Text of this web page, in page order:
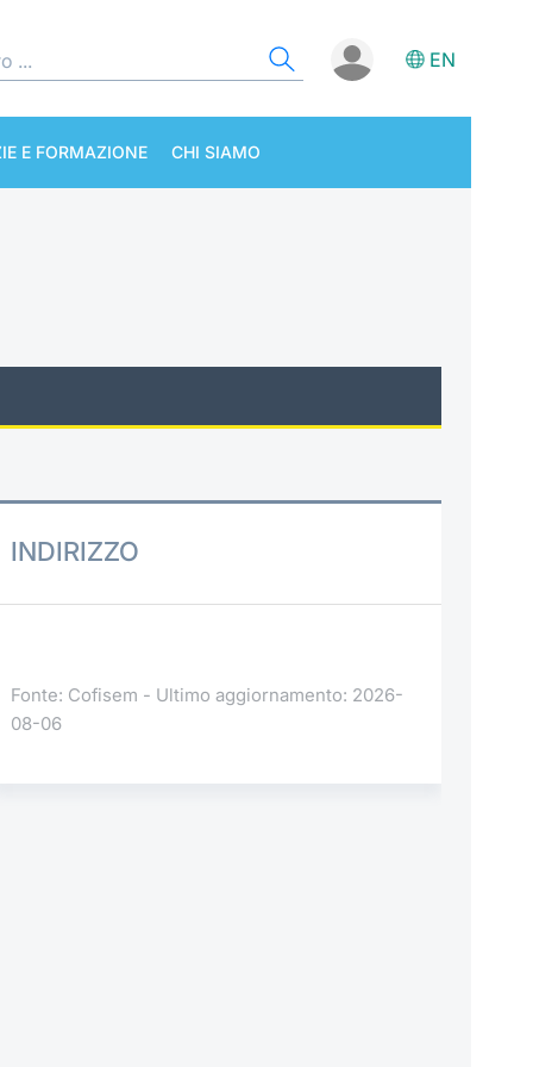
EN
E FORMAZIONE CHI SIAMO
INDIRIZZO
Fonte: Cofisem - Ultimo aggiornamento: 2026-
08-06